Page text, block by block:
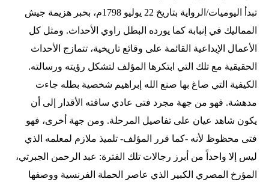
تبدأ اليوميات/الرواية بتاريخ 22 يوليو 1798م، بخبر هزيمة جيش
المماليك في إنبابة كما يورده البطل راوي الأحداث. ومثل كل
الأعمال الإبداعية القائمة على وقائع تاريخية، تتمازج الأحداث
الحقيقية مع تلك التي ابتكرها المؤلف لتشكل رؤيته ورسالته.
الكيفية التي صاغ بها صنع الله إبراهيم شخصية بطله جاءت
مدهشة. فهو من جهة مجرد فتى عادي ساقته الأقدار إلى أن
يكون شاهد عيان على تفاصيل المرحلة. ومن جهة أخرى، فهو
فتى محظوظ لأنه -كما قرر المؤلف- تلميذ ملازم لمعلمه الذي
ليس إلا واحداً من أبرز رجالات تلك الفترة: عبد الرحمن الجبرتي،
المؤرخ المصري الكبير الذي عاصر الحملة الفرنسية ووصفها